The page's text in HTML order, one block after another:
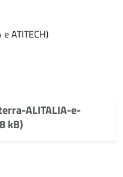
ATITECH)
ALITALIA-e-
kB)